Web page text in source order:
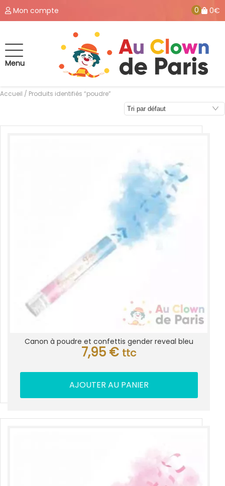
Mon compte 0 0€
Menu
Accueil / Produits identifiés “poudre”
Canon à poudre et confettis gender reveal bleu
7,95 € ttc
AJOUTER AU PANIER